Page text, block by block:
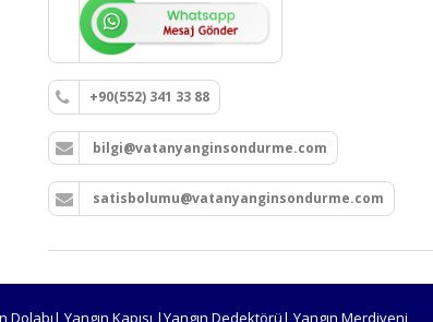
+90(552) 341 33 88
bilgi@vatanyanginsondurme.com
satisbolumu@vatanyanginsondurme.com
Yangın Kapısı |Yangın Dedektörü| Yangın Merdiveni